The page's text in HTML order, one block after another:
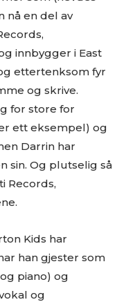
nå en del av
innbygger i East
ettertenksom fyr
og skrive.
for store for
ett eksempel) og
Darrin har
sin. Og plutselig så
Records,
Kids har
han gjester som
piano) og
og